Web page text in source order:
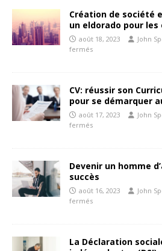
Création de société
un eldorado pour
août 18, 2023 John
fermés
CV: réussir son
pour se démarquer
août 17, 2023 John
fermés
Devenir un homme
succès
août 16, 2023 John
fermés
La Déclaration